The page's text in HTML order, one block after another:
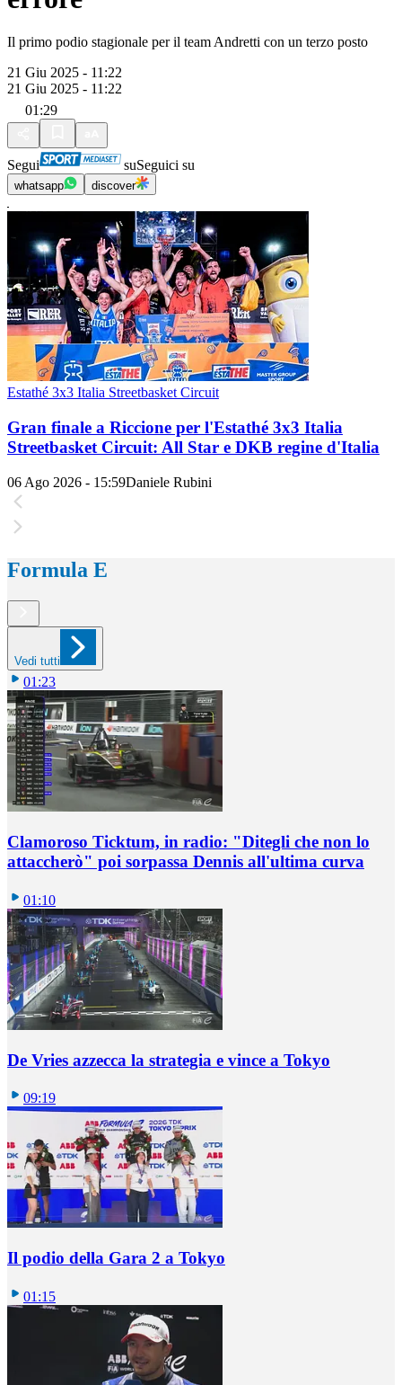
Il primo podio stagionale per il team Andretti con un terzo posto
21 Giu 2025 - 11:22
21 Giu 2025 - 11:22
01:29
Segui suSeguici su
whatsapp discover
Estathé 3x3 Italia Streetbasket Circuit
Gran finale a Riccione per l'Estathé 3x3 Italia
Streetbasket Circuit: All Star e DKB regine d'Italia
06 Ago 2026 - 15:59Daniele Rubini
Formula E
Vedi tutti
01:23
Clamoroso Ticktum, in radio: "Ditegli che non lo
attaccherò" poi sorpassa Dennis all'ultima curva
01:10
De Vries azzecca la strategia e vince a Tokyo
09:19
Il podio della Gara 2 a Tokyo
01:15